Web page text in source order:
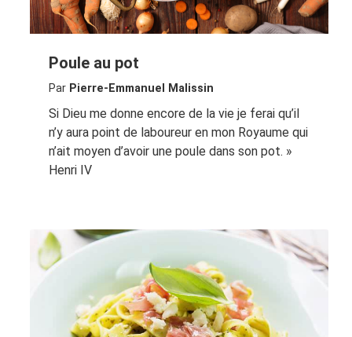
Poule au pot
Par Pierre-Emmanuel Malissin
Si Dieu me donne encore de la vie je ferai qu’il
n’y aura point de laboureur en mon Royaume qui
n’ait moyen d’avoir une poule dans son pot. »
Henri IV